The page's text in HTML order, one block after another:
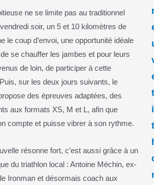
ne se limite pas au traditionnel
soir, un 5 et 10 kilomètres de
le coup d’envoi, une opportunité idéale
se chauffer les jambes et pour leurs
de loin, de participer à cette
sur les deux jours suivants, le
des épreuves adaptées, des
aux formats XS, M et L, afin que
compte et puisse vibrer à son rythme.
résonne fort, c’est aussi grâce à un
du triathlon local : Antoine Méchin, ex-
Ironman et désormais coach aux